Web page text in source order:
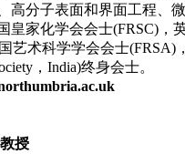
高分子表面和界面工程、
皇家化学会会士(FRSC)，
艺术科学学会会士(FRSA)
，India)终身会士。
授